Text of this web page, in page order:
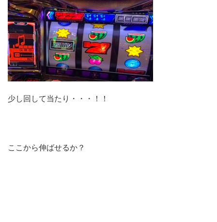
少し回して当たり・・・！！
ここから伸ばせるか？